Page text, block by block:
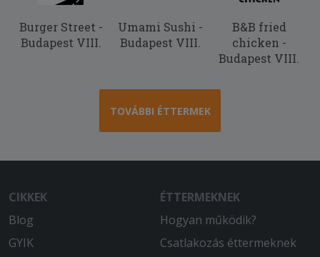
Burger Street -
Budapest VIII.
Umami Sushi -
Budapest VIII.
B&B fried
chicken -
Budapest VIII.
TOVÁBBI ÉTTERMEK
CIKKEK
Blog
GYIK
ÉTTERMEKNEK
Hogyan működik?
Csatlakozás éttermeknek